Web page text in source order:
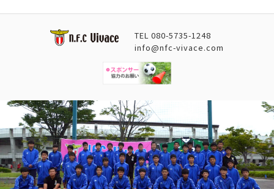
TEL 080-5735-1248
info@nfc-vivace.com